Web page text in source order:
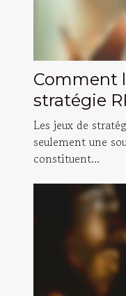
Comment
stratégie
améliorer
de prise
Les jeux de
seulement une
constituent...